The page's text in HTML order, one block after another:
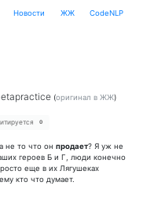
Новости ЖЖ CodeNLP
(оригинал в ЖЖ)
0
а не то что он продает? Я уж не
героев Б и Г, люди конечно
еще в их Лягушеках
кто что думает.